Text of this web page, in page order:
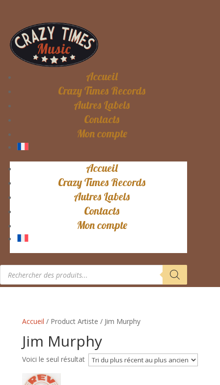
Accueil
Crazy Times Records
Autres Labels
Contacts
Mon compte
Accueil
Crazy Times Records
Autres Labels
Contacts
Mon compte
Recherche
produits
Accueil / Product Artiste / Jim Murphy
Jim Murphy
Voici le seul résultat